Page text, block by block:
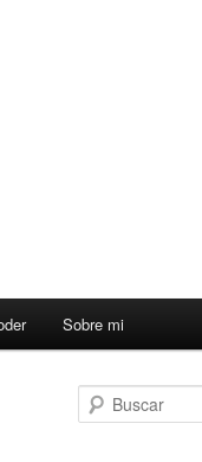
Sobre mi
u